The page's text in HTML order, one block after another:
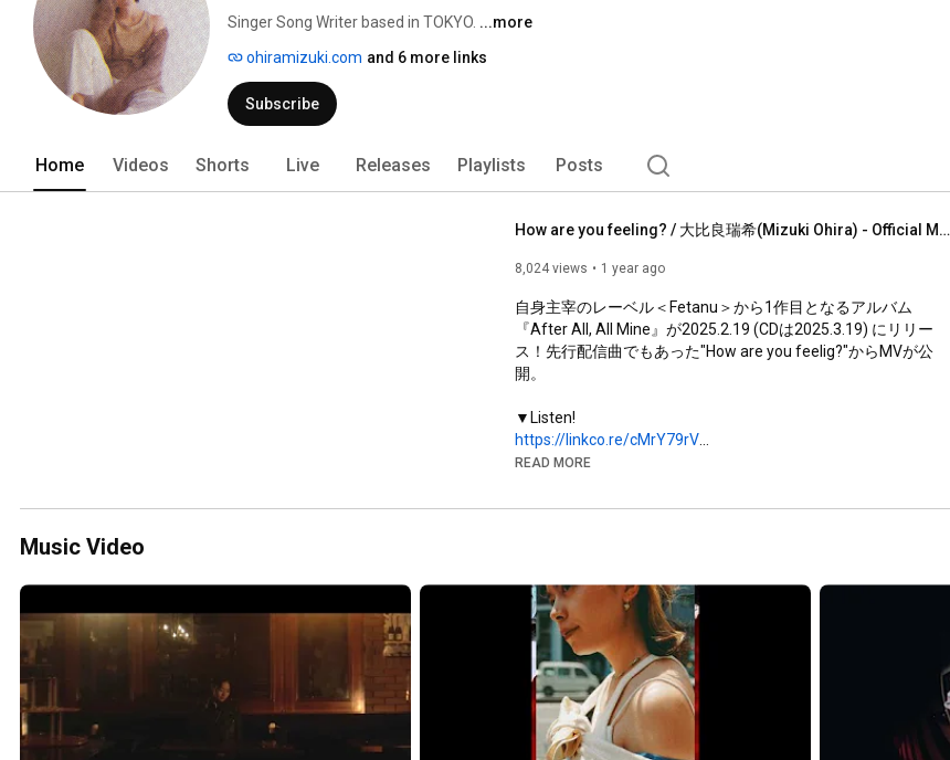
Singer Song Writer based in TOKYO. ...more
ohiramizuki.com and 6 more links
Subscribe
Home Videos Shorts Live Releases Playlists Posts
How are you feeling? / 大比良瑞希(Mizuki Ohira) - Official Music Video
8,024 views 1 year ago
自身主宰のレーベル＜Fetanu＞から1作目となるアルバム
『After All, All Mine』が2025.2.19 (CDは2025.3.19) にリリー
ス！先行配信曲でもあった"How are you feelig?"からMVが公
開。
https://linkco.re/cMrY79rV
＝＝＝＝＝＝＝＝＝＝＝＝＝＝＝＝＝＝＝＝＝＝＝＝＝＝
クレームブリュレみたい　全部嫌になって
ガチガチに固い表面　グジュグジュなやわい中身　月一は味わ
リセットする術なら　サメ映画やサウナで
わかってるけどなんか違う　頭と体 別々
カームダウンして見つめよう　心のまま
READ MORE
Music Video